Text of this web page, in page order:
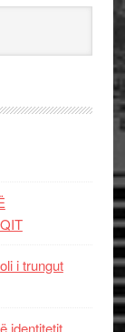
i trungut
identitetit